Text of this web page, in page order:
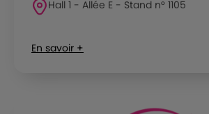
Hall 1 - Allée E - Stand n° 1105
En savoir +